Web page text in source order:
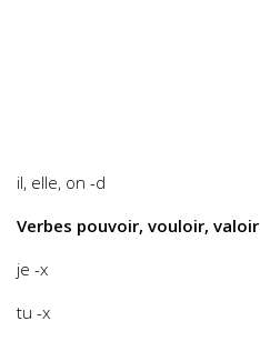
il, elle, on -d
Verbes pouvoir, vouloir, valoir
je -x
tu -x